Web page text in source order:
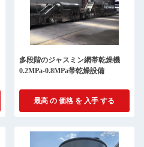
多段階のジャスミン網帯乾燥機
0.2MPa-0.8MPa帯乾燥設備
最高 の 価格 を 入手 する